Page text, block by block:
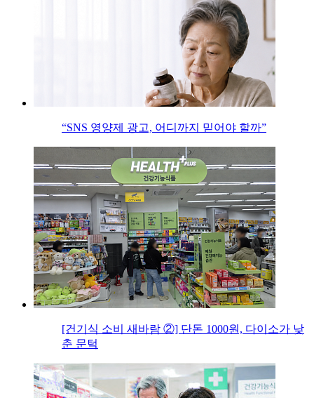
“SNS 영양제 광고, 어디까지 믿어야 할까”
[건기식 소비 새바람 ②] 단돈 1000원, 다이소가 낮
춘 문턱